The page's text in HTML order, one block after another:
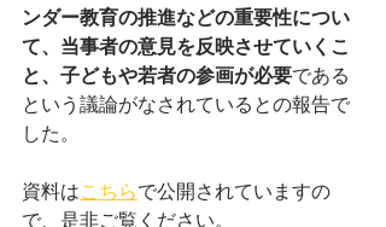
ンダー教育の推進などの重要性につい
て、当事者の意見を反映させていくこ
と、子どもや若者の参画が必要である
という議論がなされているとの報告で
した。
資料はこちらで公開されていますの
で、是非ご覧ください。